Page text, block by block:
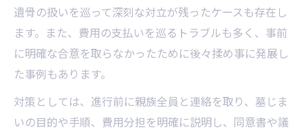
遺骨の扱いを巡って深刻な対立が残ったケースも存在し
ます。また、費用の支払いを巡るトラブルも多く、事前
に明確な合意を取らなかったために後々揉め事に発展し
た事例もあります。
対策としては、進行前に親族全員と連絡を取り、墓じま
いの目的や手順、費用分担を明確に説明し、同意書や議